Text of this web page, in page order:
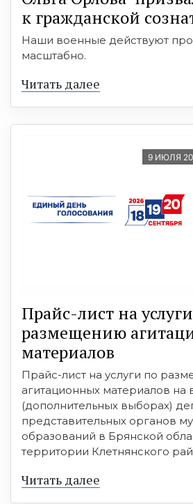
к гражданской
Наши военные действуют
масштабно.
Читать далее
9 ИЮЛЯ
Прайс-лист на
размещению
материалов
Прайс-лист на услуги по
агитационных материалов на
(дополнительных выборах)
представительных органов
образований в Брянской
территории Клетнянского
Читать далее